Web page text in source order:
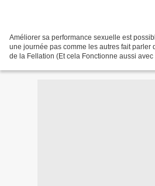
Améliorer sa performance sexuelle est
une journée pas comme les autres fait parler
de la Fellation (Et cela Fonctionne aussi